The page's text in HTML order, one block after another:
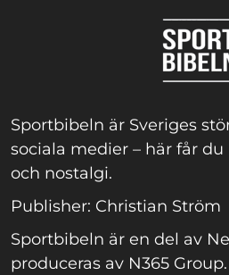
Sportbibeln är Sveriges
sociala medier – här får
och nostalgi.
Publisher: Christian Ström
Sportbibeln är en del av
produceras av N365 Group.